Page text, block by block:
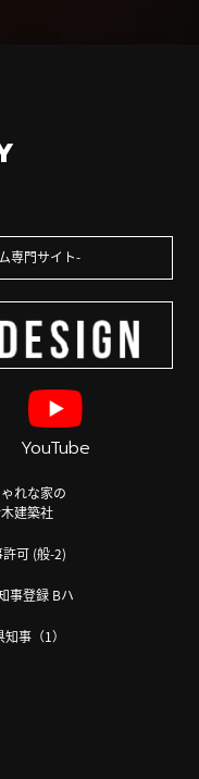
専門サイト
YouTube
れな家の
建築社
可 (般-2)
事登録 Bハ
事（1）